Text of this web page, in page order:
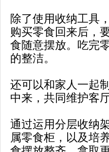
除了使用收纳工具
购买零食回来后，
食随意摆放。吃完
的整洁。
还可以和家人一起
中来，共同维护客
通过运用分层收纳
属零食柜，以及培